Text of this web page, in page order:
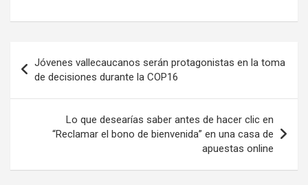
de
entradas
Jóvenes vallecaucanos serán protagonistas en la toma
de decisiones durante la COP16
Lo que desearías saber antes de hacer clic en
“Reclamar el bono de bienvenida” en una casa de
apuestas online